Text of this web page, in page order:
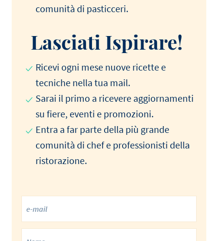
comunità di pasticceri.
Lasciati Ispirare!
Ricevi ogni mese nuove ricette e
tecniche nella tua mail.
Sarai il primo a ricevere aggiornamenti
su fiere, eventi e promozioni.
Entra a far parte della più grande
comunità di chef e professionisti della
ristorazione.